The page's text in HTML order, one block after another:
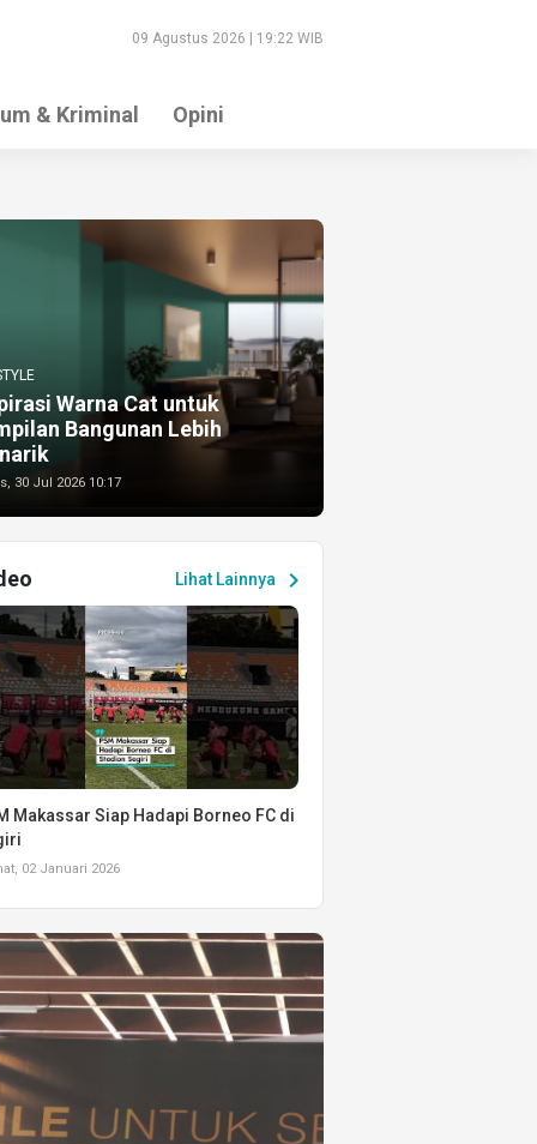
09 Agustus 2026 | 19:22 WIB
& Kriminal Opini
Warna Cat untuk
Bangunan Lebih
30 Jul 2026 10:17
Lihat Lainnya chevron_right
Makassar Siap Hadapi Borneo FC di
02 Januari 2026